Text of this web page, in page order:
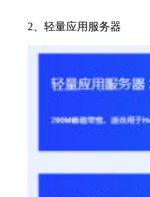
2、轻量应用服务器